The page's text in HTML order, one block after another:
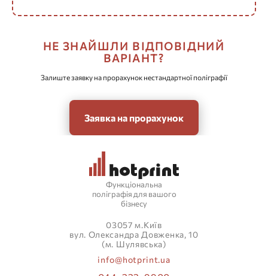
НЕ ЗНАЙШЛИ ВІДПОВІДНИЙ
ВАРІАНТ?
Залиште заявку на прорахунок нестандартної поліграфії
Заявка на прорахунок
Функціональна
поліграфія для вашого
бізнесу
03057 м.Київ
вул. Олександра Довженка, 10
(м. Шулявська)
info@hotprint.ua